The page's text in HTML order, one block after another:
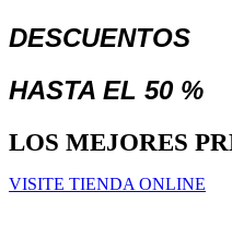
DESCUENTOS
HASTA EL 50 %
LOS MEJORES
VISITE TIENDA ONLINE